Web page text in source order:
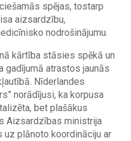
spējas, tostarp
aizsardzību,
nodrošinājumu.
kārtība stāsies spēkā un
gadījumā atrastos jaunās
Nīderlandes
norādījusi, ka korpusa
bet plašākus
Aizsardzības ministrija
plānoto koordināciju ar